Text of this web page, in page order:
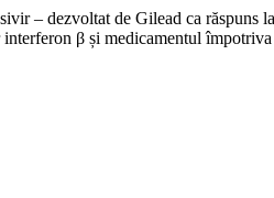
– dezvoltat de Gilead ca
β și medicamentul